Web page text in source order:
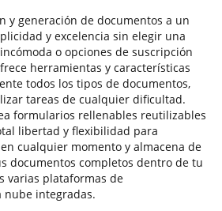
y generación de documentos a un
y excelencia sin elegir una
o opciones de suscripción
herramientas y características
todos los tipos de documentos,
tareas de cualquier dificultad.
formularios rellenables reutilizables
libertad y flexibilidad para
cualquier momento y almacena de
documentos completos dentro de tu
varias plataformas de
nube integradas.